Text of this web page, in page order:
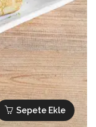
Sepete Ekle